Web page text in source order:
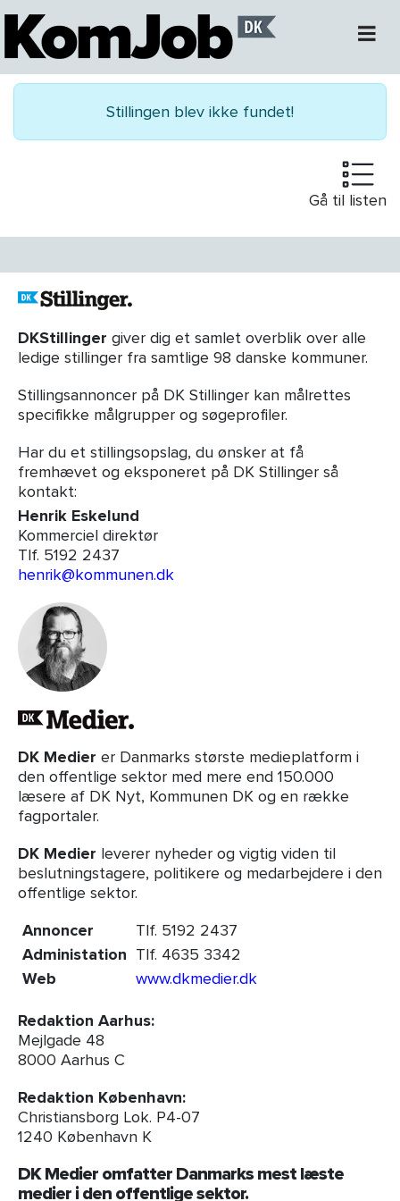
Stillingen blev ikke fundet!
Gå til listen
DKStillinger giver dig et samlet overblik over alle
ledige stillinger fra samtlige 98 danske kommuner.
Stillingsannoncer på DK Stillinger kan målrettes
specifikke målgrupper og søgeprofiler.
Har du et stillingsopslag, du ønsker at få
fremhævet og eksponeret på DK Stillinger så
kontakt:
Henrik Eskelund
Kommerciel direktør
Tlf. 5192 2437
henrik@kommunen.dk
DK Medier er Danmarks største medieplatform i
den offentlige sektor med mere end 150.000
læsere af DK Nyt, Kommunen DK og en række
fagportaler.
DK Medier leverer nyheder og vigtig viden til
beslutningstagere, politikere og medarbejdere i den
offentlige sektor.
Annoncer
Tlf. 5192 2437
Administation Tlf. 4635 3342
Web
www.dkmedier.dk
Redaktion Aarhus:
Mejlgade 48
8000 Aarhus C
Redaktion København:
Christiansborg Lok. P4-07
1240 København K
DK Medier omfatter Danmarks mest læste
medier i den offentlige sektor.